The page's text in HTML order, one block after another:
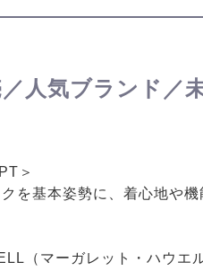
人気ブランド／
＞
を基本姿勢に、着心地や
（マーガレット・ハウエ